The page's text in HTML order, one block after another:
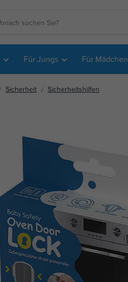
Für Jungs Für Mädchen
Sicherheit Sicherheitshilfen